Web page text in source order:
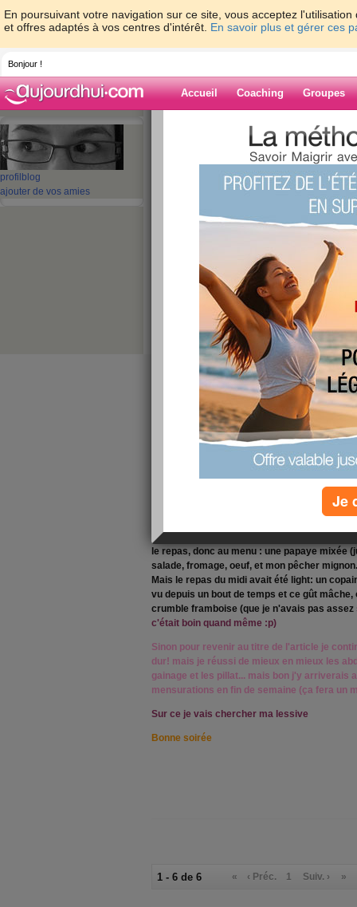
En poursuivant votre navigation sur ce site, vous acceptez
et offres adaptés à vos centres d'intérêt. En savoir plus et gérer ces
Bonjour !
Accueil Coaching Groupes
profil blog
ajouter de vos amies
> > Sport un
Blog de Nolife
Sport un jour,
Bonjour à toutes!
Bonne nouvelle : je suis à deux doigt de
Alors aller comprendre... mettre du 42 en
poids ne correspond pas à ma silhouette...
Je suis contente ^^
Du coup j'écris en rose! ça permet d'aider à
J'ai été contactée pour donner des cours
vous vendredi avec l'organisme pour faire
convenir. Voir dès à présent des élèves en
(les parisienne devraient connaître) dont le
le repas, donc au menu : une papaye mixée
salade, fromage, oeuf, et mon pêcher
Mais le repas du midi avait été light: un
vu depuis un bout de temps et ce gût
crumble framboise (que je n'avais pas assez
c'était boin quand même :p)
Sinon pour revenir au titre de l'article je
dur! mais je réussi de mieux en mieux les
gainage et les pillat... mais bon j'y arriverais
mensurations en fin de semaine (ça fera un
Sur ce je vais chercher ma lessive
Bonne soirée
1 - 6 de 6 « ‹ Préc. 1 Suiv. › »
Je